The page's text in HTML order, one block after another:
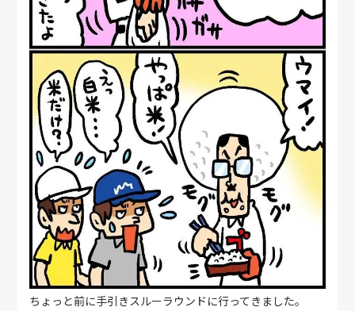
ちょっと前に手引きスルーラウンドに行ってきました。